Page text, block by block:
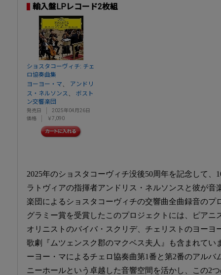
輸入盤LPレコード2枚組
ショスタコーヴィチ: チェ
ロ協奏曲集
ヨーヨー・マ、
アンドリ
ス・ネルソンス、 ボスト
ン交響楽団
発売日
2025年04月26日
価格
￥7,090
2025年のショスタコーヴィチ没後50周年を記念して、
ラトヴィアの指揮者アンドリス・ネルソンスと彼が音
楽団によるショスタコーヴィチの交響曲全曲録音のプ
グラミー賞を受賞したこのプロジェクトには、ピアニ
オリニストのバイバ・スクリデ、チェリストのヨーヨ
歌劇『ムツェンスク郡のマクベス夫人』も含まれてい
ーヨー・マによるチェロ協奏曲第1番と第2番のアルバ
ニーホールという卓越した音響空間を活かし、この2